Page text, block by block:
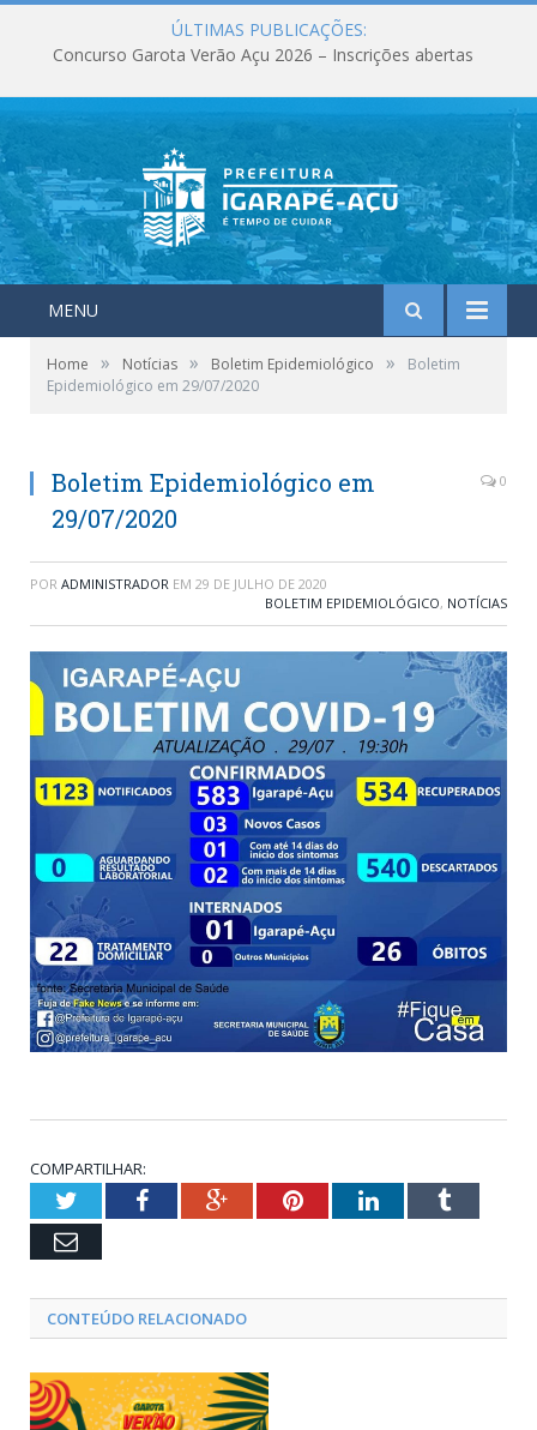
ÚLTIMAS PUBLICAÇÕES:
Concurso Garota Verão Açu 2026 – Inscrições abertas
MENU
Home » Notícias » Boletim Epidemiológico »
Boletim
Epidemiológico em 29/07/2020
Boletim Epidemiológico em
29/07/2020
0
POR ADMINISTRADOR EM 29 DE JULHO DE 2020
BOLETIM EPIDEMIOLÓGICO, NOTÍCIAS
COMPARTILHAR:
TwitterFacebookGoogle+PinterestLinkedInTumblr
Email
CONTEÚDO RELACIONADO